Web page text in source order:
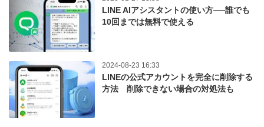
LINE AIアシスタントの使い方──誰でも
10回までは無料で使える
2024-08-23 16:33
LINEの公式アカウントを完全に削除する
方法 削除できない場合の対処法も